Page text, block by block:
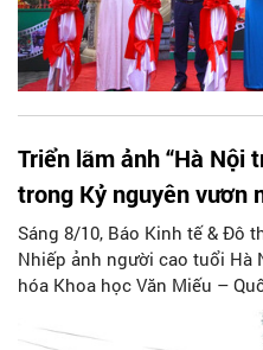
Triển lãm ảnh “Hà Nội
trong Kỷ nguyên vươn
Sáng 8/10, Báo Kinh tế & Đô
Nhiếp ảnh người cao tuổi Hà
hóa Khoa học Văn Miếu –
Triển lãm ảnh “Hà Nội trong
chủ đề “Hà Nội trong Kỷ